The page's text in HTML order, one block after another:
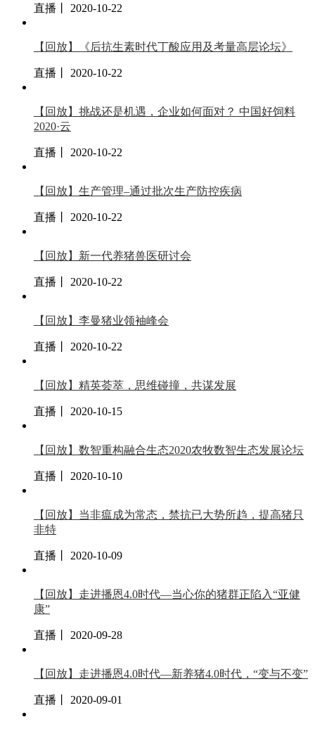
直播丨 2020-10-22
【回放】《后抗生素时代丁酸应用及考量高层论坛》
直播丨 2020-10-22
【回放】挑战还是机遇，企业如何面对？ 中国好饲料
2020·云
直播丨 2020-10-22
【回放】生产管理–通过批次生产防控疾病
直播丨 2020-10-22
【回放】新一代养猪兽医研讨会
直播丨 2020-10-22
【回放】李曼猪业领袖峰会
直播丨 2020-10-22
【回放】精英荟萃，思维碰撞，共谋发展
直播丨 2020-10-15
【回放】数智重构融合生态2020农牧数智生态发展论坛
直播丨 2020-10-10
【回放】当非瘟成为常态，禁抗已大势所趋，提高猪只
非特
直播丨 2020-10-09
【回放】走进播恩4.0时代—当心你的猪群正陷入“亚健
康”
直播丨 2020-09-28
【回放】走进播恩4.0时代—新养猪4.0时代，“变与不变”
直播丨 2020-09-01